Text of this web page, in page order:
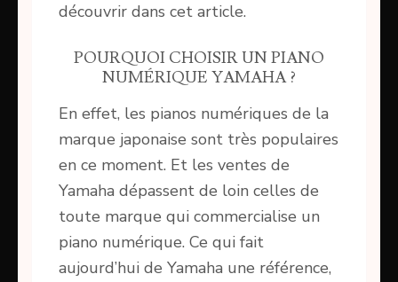
découvrir dans cet article.
POURQUOI CHOISIR UN PIANO
NUMÉRIQUE YAMAHA ?
En effet, les pianos numériques de la
marque japonaise sont très populaires
en ce moment. Et les ventes de
Yamaha dépassent de loin celles de
toute marque qui commercialise un
piano numérique. Ce qui fait
aujourd’hui de Yamaha une référence,